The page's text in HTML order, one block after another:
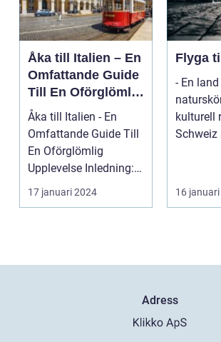
Åka till Italien – En
Omfattande Guide
Till En Oförglömlig
Upplevelse
Åka till Italien - En
Omfattande Guide Till
En Oförglömlig
Upplevelse Inledning:
Italien, ett land...
17 januari 2024
Flyga
- En
kulturell
Schweiz
16
Adress